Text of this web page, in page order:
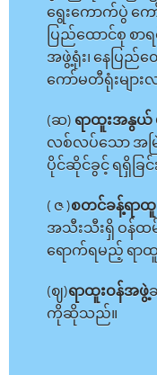
ရွေးကောက်ပွဲ ကော်
ပြည်ထောင်စု စာ
အဖွဲ့ရုံး၊ နေပြည်
ကော်မတီရုံးမျာ
(ဆ) ရာထူးအနွယ်
လစ်လပ်သော အမ
ပိုင်ဆိုင်ခွင့် ရရှိခ
( ဇ )စတင်ခန့်ရာထူ
အသီးသီးရှိ ဝန်ထ
ရောက်ရမည့် ရ
(ဈ)ရာထူးဝန်အဖွဲ့
ကိုဆိုသည်။